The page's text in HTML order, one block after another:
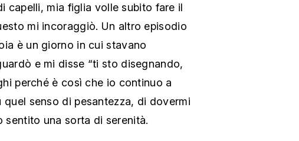
capelli, mia figlia volle subito fare il
mi incoraggiò. Un altro episodio
è un giorno in cui stavano
e mi disse “ti sto disegnando,
perché è così che io continuo a
senso di pesantezza, di dovermi
sentito una sorta di serenità.